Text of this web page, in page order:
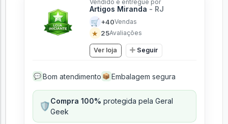
Vendido e entregue por
Artigos Miranda - RJ
🛒 +40Vendas
★ 25Avaliações
Ver loja Seguir
💬 Bom atendimento 📦 Embalagem segura
🛡️Compra 100% protegida pela Geral
Geek